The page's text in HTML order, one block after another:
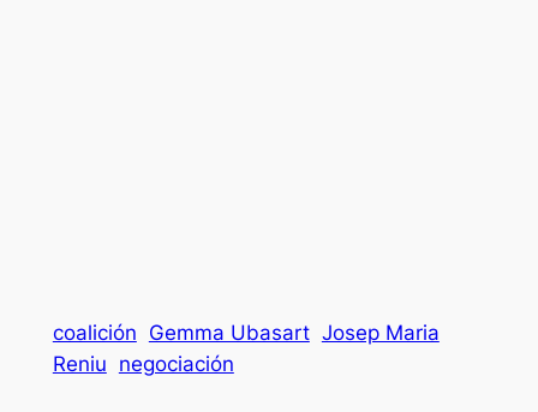
coalición Gemma Ubasart Josep Maria
Reniu negociación